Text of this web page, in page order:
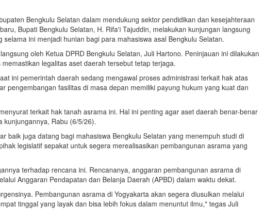
Bengkulu Selatan dalam mendukung sektor pendidikan dan kesejahteraan
Bupati Bengkulu Selatan, H. Rifa'i Tajuddin, melakukan kunjungan langsung
ini menjadi hunian bagi para mahasiswa asal Bengkulu Selatan.
oleh Ketua DPRD Bengkulu Selatan, Juli Hartono. Peninjauan ini dilakukan
legalitas aset daerah tersebut tetap terjaga.
ini pemerintah daerah sedang mengawal proses administrasi terkait hak atas
pengembangan fasilitas di masa depan memiliki payung hukum yang kuat dan
terkait hak tanah asrama ini. Hal ini penting agar aset daerah benar-benar
kunjungannya, Rabu (6/5/26).
baik juga datang bagi mahasiswa Bengkulu Selatan yang menempuh studi di
legislatif sepakat untuk segera merealisasikan pembangunan asrama yang
terhadap rencana ini. Rencananya, anggaran pembangunan asrama di
Anggaran Pendapatan dan Belanja Daerah (APBD) dalam waktu dekat.
Pembangunan asrama di Yogyakarta akan segera diusulkan melalui
tinggal yang layak dan bisa lebih fokus dalam menuntut ilmu," tegas Juli